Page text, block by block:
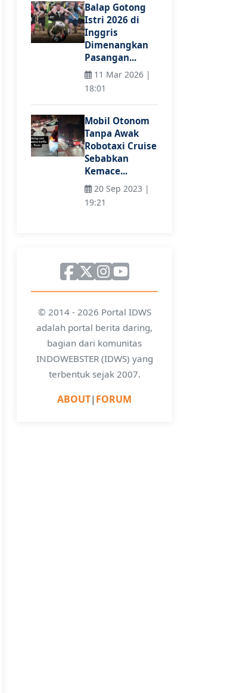
Balap Gotong
Istri 2026 di
Inggris
Dimenangkan
Pasangan...
11 Mar 2026 |
18:01
Mobil Otonom
Tanpa Awak
Robotaxi Cruise
Sebabkan
Kemace...
20 Sep 2023 |
19:21
© 2014 - 2026 Portal IDWS
adalah portal berita daring,
bagian dari komunitas
INDOWEBSTER (IDWS) yang
terbentuk sejak 2007.
ABOUT|FORUM